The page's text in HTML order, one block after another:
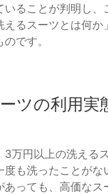
いることが判明し、
えるスーツとは何か
です。
ツの利用実
3万円以上の洗える
度も洗ったことがな
っても、高価なス